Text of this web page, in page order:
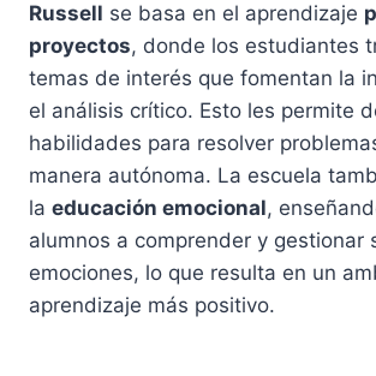
Russell se basa en el aprendizaje
proyectos, donde los estudiantes
temas de interés que fomentan la
el análisis crítico. Esto les permite
habilidades para resolver
manera autónoma. La escuela
la educación emocional,
alumnos a comprender y gestionar
emociones, lo que resulta en un
aprendizaje más positivo.